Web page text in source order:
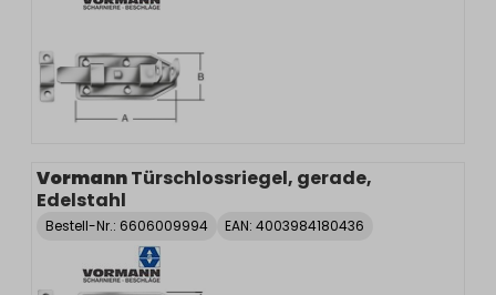
VormannTürschlossriegel, gerade,
Edelstahl
Bestell-Nr.: 6606009994 EAN: 4003984180436